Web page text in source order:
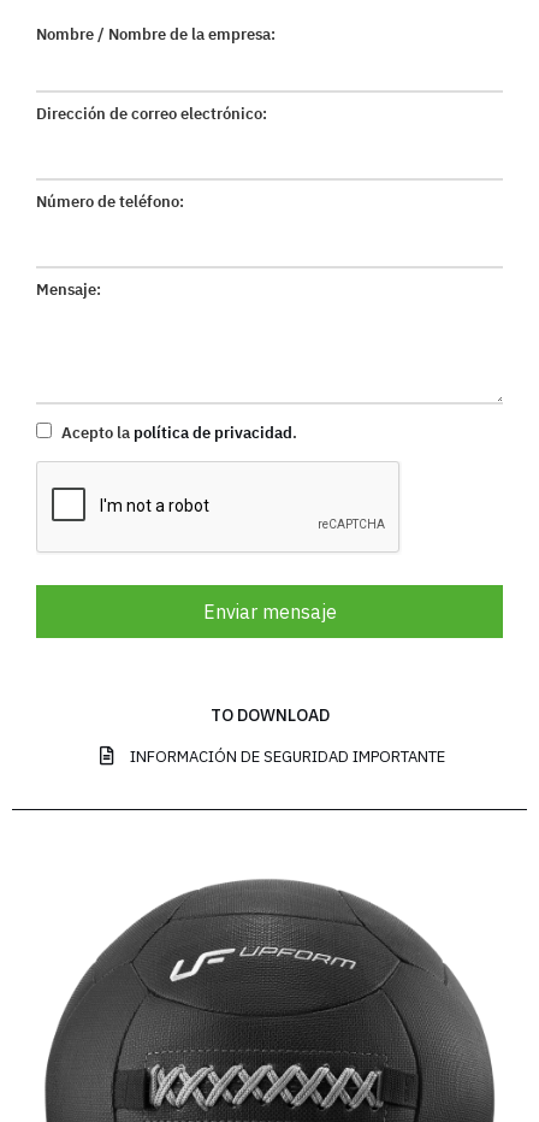
Nombre / Nombre de la empresa:
Dirección de correo electrónico:
Número de teléfono:
Mensaje:
Acepto la política de privacidad.
Enviar mensaje
TO DOWNLOAD
INFORMACIÓN DE SEGURIDAD IMPORTANTE